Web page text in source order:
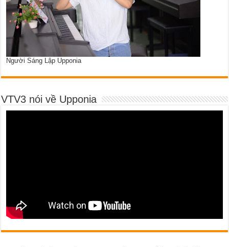
Người Sáng Lập Upponia
VTV3 nói về Upponia